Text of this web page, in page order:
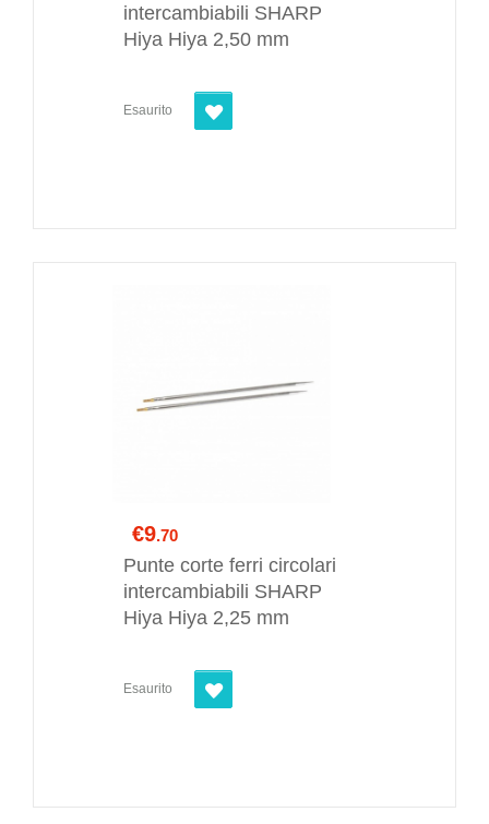
intercambiabili SHARP
Hiya Hiya 2,50 mm
Esaurito
€9.70
Punte corte ferri circolari
intercambiabili SHARP
Hiya Hiya 2,25 mm
Esaurito